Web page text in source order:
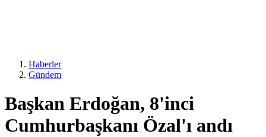
Haberler
Gündem
Başkan Erdoğan, 8'inci
Cumhurbaşkanı Özal'ı andı